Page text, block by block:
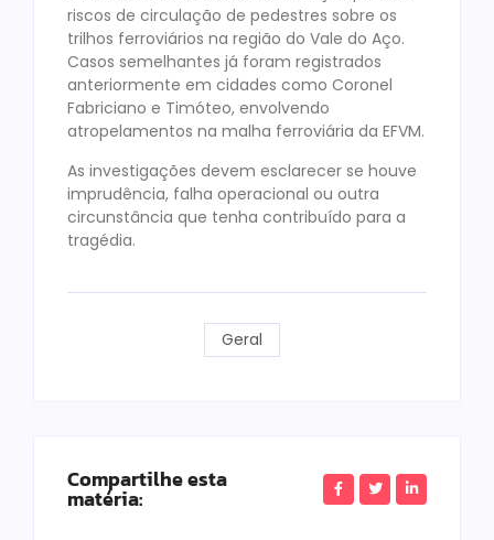
riscos de circulação de pedestres sobre os
trilhos ferroviários na região do Vale do Aço.
Casos semelhantes já foram registrados
anteriormente em cidades como Coronel
Fabriciano e Timóteo, envolvendo
atropelamentos na malha ferroviária da EFVM.
As investigações devem esclarecer se houve
imprudência, falha operacional ou outra
circunstância que tenha contribuído para a
tragédia.
Geral
Compartilhe esta
matéria: